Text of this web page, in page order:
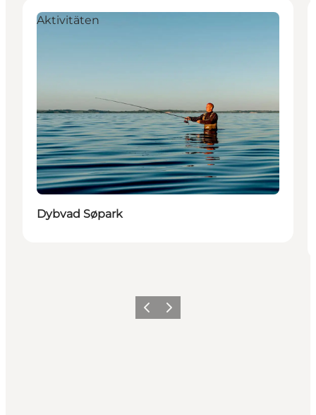
Aktivitäten
Dybvad Søpark
ZurückWeiter